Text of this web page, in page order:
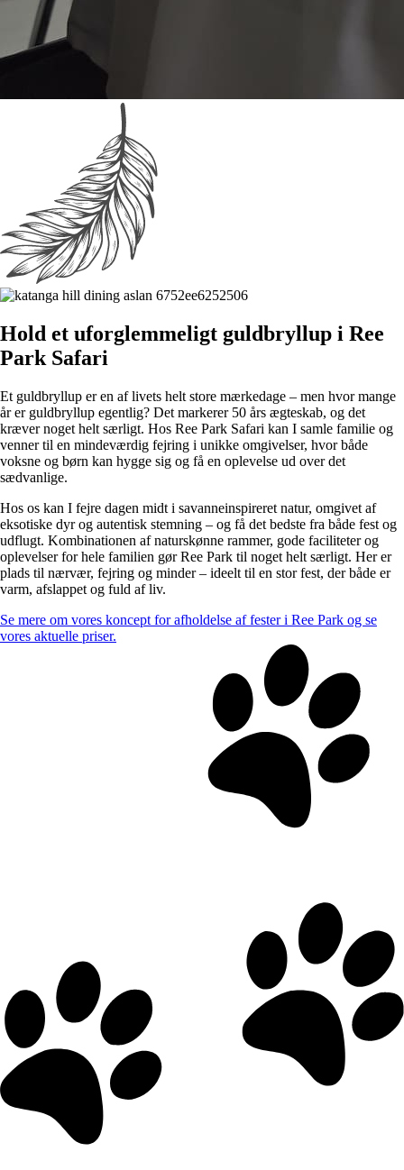
Hold et uforglemmeligt guldbryllup i Ree
Park Safari
Et guldbryllup er en af livets helt store mærkedage – men hvor mange
år er guldbryllup egentlig? Det markerer 50 års ægteskab, og det
kræver noget helt særligt. Hos Ree Park Safari kan I samle familie og
venner til en mindeværdig fejring i unikke omgivelser, hvor både
voksne og børn kan hygge sig og få en oplevelse ud over det
sædvanlige.
Hos os kan I fejre dagen midt i savanneinspireret natur, omgivet af
eksotiske dyr og autentisk stemning – og få det bedste fra både fest og
udflugt. Kombinationen af naturskønne rammer, gode faciliteter og
oplevelser for hele familien gør Ree Park til noget helt særligt. Her er
plads til nærvær, fejring og minder – ideelt til en stor fest, der både er
varm, afslappet og fuld af liv.
Se mere om vores koncept for afholdelse af fester i Ree Park og se
vores aktuelle priser.